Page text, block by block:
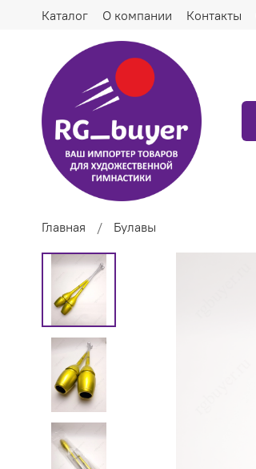
Каталог О компании Контакты
Главная Булавы